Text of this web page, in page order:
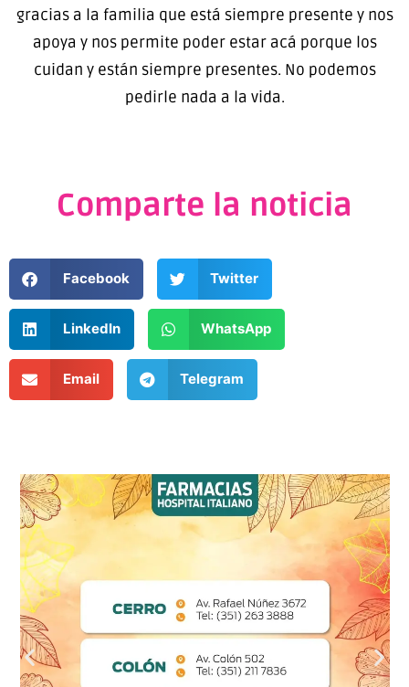
gracias a la familia que está siempre presente y nos
apoya y nos permite poder estar acá porque los
cuidan y están siempre presentes. No podemos
pedirle nada a la vida.
Comparte la noticia
Facebook Twitter
LinkedIn WhatsApp
Email Telegram